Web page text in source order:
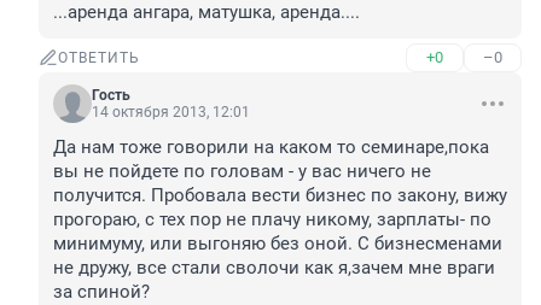
...аренда ангара, матушка, аренда....
ОТВЕТИТЬ +0 –0
Гость
14 октября 2013, 12:01
Да нам тоже говорили на каком то семинаре,пока
вы не пойдете по головам - у вас ничего не
получится. Пробовала вести бизнес по закону, вижу
прогораю, с тех пор не плачу никому, зарплаты- по
минимуму, или выгоняю без оной. С бизнесменами
не дружу, все стали сволочи как я,зачем мне враги
за спиной?